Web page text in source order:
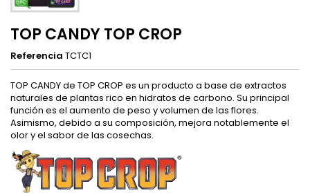
TOP CANDY TOP CROP
Referencia TCTC1
TOP CANDY de TOP CROP es un producto a base de extractos
naturales de plantas rico en hidratos de carbono. Su principal
función es el aumento de peso y volumen de las flores.
Asimismo, debido a su composición, mejora notablemente el
olor y el sabor de las cosechas.